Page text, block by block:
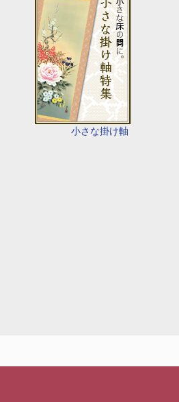
小さな掛け軸